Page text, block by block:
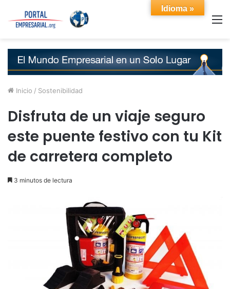
Inicio / Sostenibilidad
Disfruta de un viaje seguro
este puente festivo con tu Kit
de carretera completo
3 minutos de lectura
Idioma »